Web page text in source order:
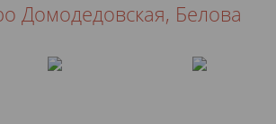
Домодедовская, Белова